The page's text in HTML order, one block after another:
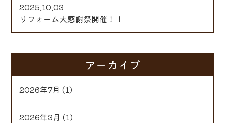
2025.10.03
リフォーム大感謝祭開催！！
アーカイブ
2026年7月 (1)
2026年3月 (1)